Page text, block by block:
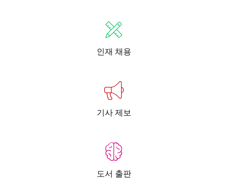
인재 채용
기사 제보
도서 출판